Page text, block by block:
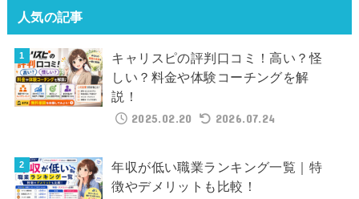
人気の記事
キャリスピの評判口コミ！高い？怪
しい？料金や体験コーチングを解
説！
2025.02.20
2026.07.24
年収が低い職業ランキング一覧｜特
徴やデメリットも比較！